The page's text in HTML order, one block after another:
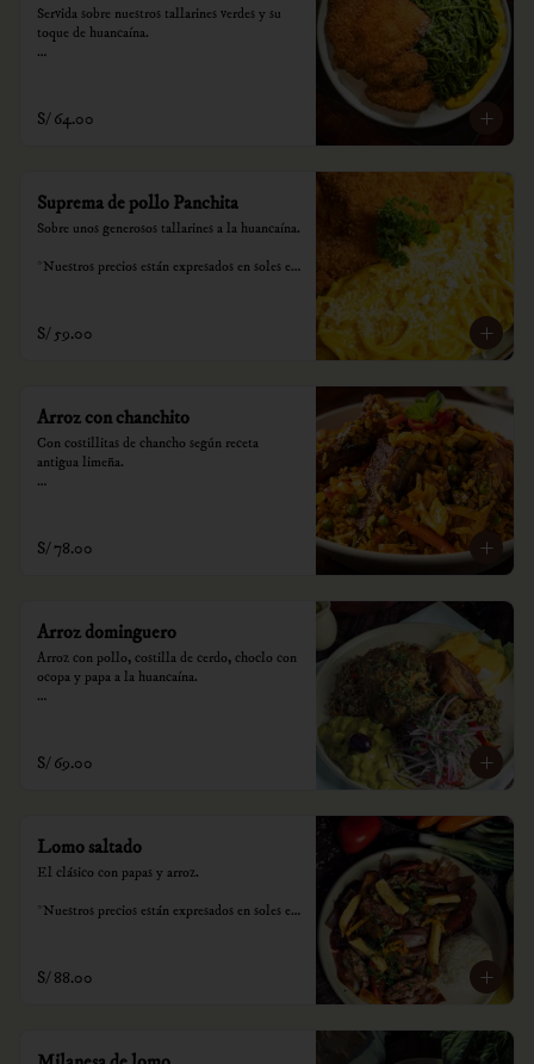
Servida sobre nuestros tallarines verdes y su
toque de huancaína.
consumo.
S/ 64.00
Suprema de pollo Panchita
Sobre unos generosos tallarines a la huancaína.
*Nuestros precios están expresados en soles e
S/ 59.00
Arroz con chanchito
Con costillitas de chancho según receta
antigua limeña.
consumo.
S/ 78.00
Arroz dominguero
Arroz con pollo, costilla de cerdo, choclo con
ocopa y papa a la huancaína.
consumo.
S/ 69.00
Lomo saltado
El clásico con papas y arroz.
*Nuestros precios están expresados en soles e
S/ 88.00